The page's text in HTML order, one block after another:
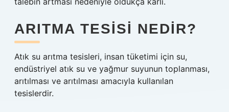
ARITMA TESISI NEDIR?
Atık su arıtma tesisleri, insan tüketimi için su,
endüstriyel atık su ve yağmur suyunun toplanması,
arıtılması ve arıtılması amacıyla kullanılan
tesislerdir.